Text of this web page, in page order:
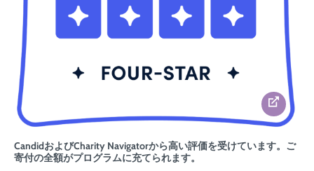
CandidおよびCharity Navigatorから高い評価を受けています。ご
寄付の全額がプログラムに充てられます。